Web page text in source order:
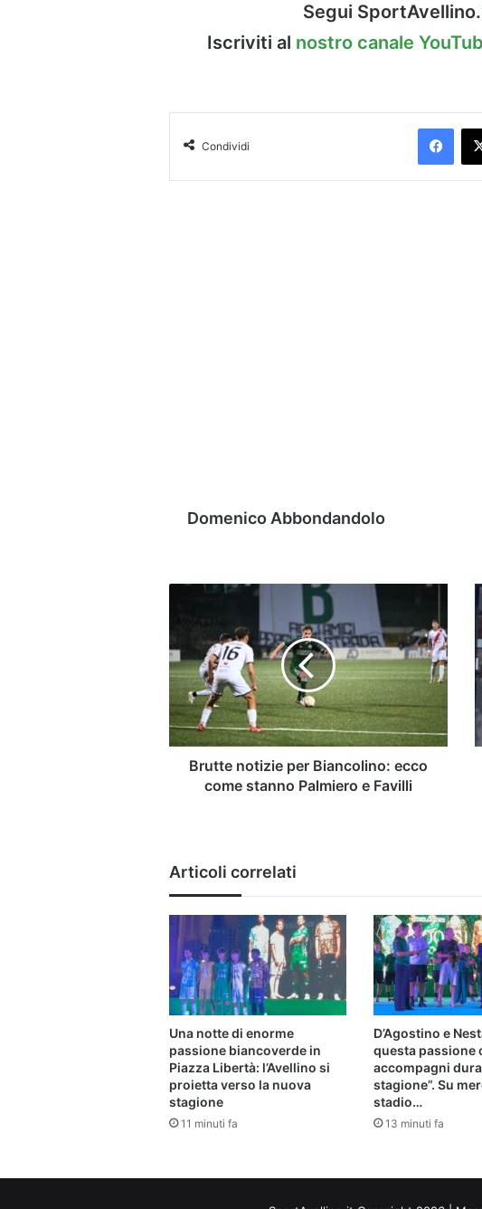
Segui
Iscriviti al nostro canale
Condividi
Domenico Abbondandolo
Biancolino:
ecco
come
stanno
Palmiero
e
FavilliBrutte notizie per Biancolino: ecco
come stanno Palmiero e Favilli
i
“I
Articoli correlati
Una notte di enorme
passione biancoverde in
Piazza Libertà: l’Avellino si
proietta verso la nuova
stagione
11 minuti fa
D’Agostino e
questa passione
accompagni
stagione”. Su
stadio…
13 minuti fa